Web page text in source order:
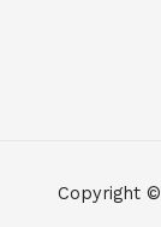
Copyright